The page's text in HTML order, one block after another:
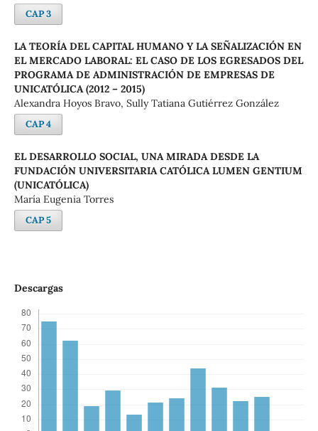
CAP 3
LA TEORÍA DEL CAPITAL HUMANO Y LA SEÑALIZACIÓN EN
EL MERCADO LABORAL: EL CASO DE LOS EGRESADOS DEL
PROGRAMA DE ADMINISTRACIÓN DE EMPRESAS DE
UNICATÓLICA (2012 – 2015)
Alexandra Hoyos Bravo, Sully Tatiana Gutiérrez González
CAP 4
EL DESARROLLO SOCIAL, UNA MIRADA DESDE LA
FUNDACIÓN UNIVERSITARIA CATÓLICA LUMEN GENTIUM
(UNICATÓLICA)
María Eugenia Torres
CAP 5
Descargas